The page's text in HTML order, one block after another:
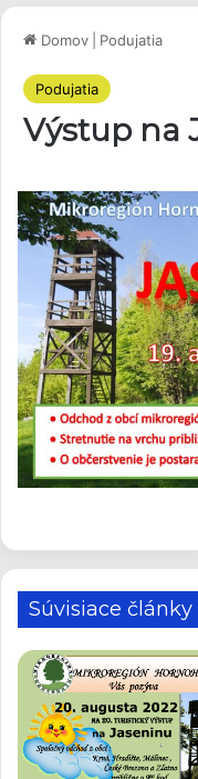
Domov Podujatia
Podujatia
Výstup na
Súvisiace články